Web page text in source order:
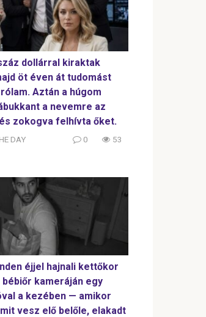
dollárral kiraktak
öt éven át tudomást
Aztán a húgom
a nevemre az
zokogva felhívta őket.
DAY 0 53
éjjel hajnali kettőkor
kameráján egy
a kezében — amikor
vesz elő belőle, elakadt